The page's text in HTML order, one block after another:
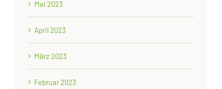
Mai 2023
April 2023
März 2023
Februar 2023